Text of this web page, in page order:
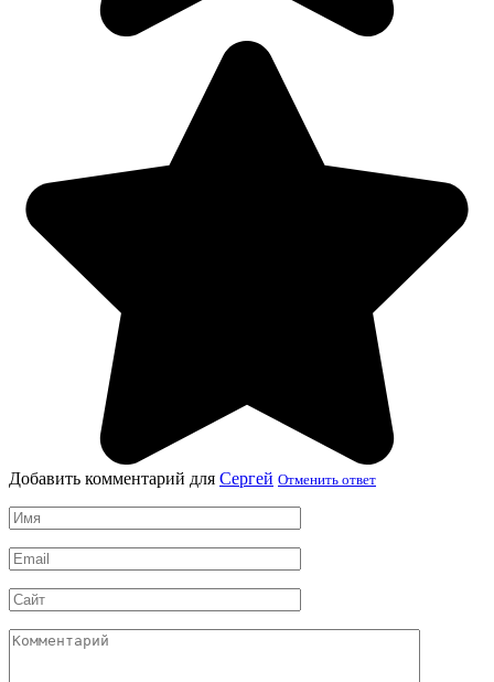
Добавить комментарий для Сергей Отменить ответ
Имя
*
Email
*
Сайт
Комментарий